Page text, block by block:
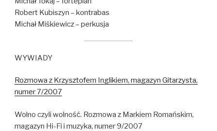
Robert Kubiszyn – kontrabas
Michał Miśkiewicz – perkusja
WYWIADY
Rozmowa z Krzysztofem Inglikiem, magazyn Gitarzysta,
numer 7/2007
Wolno czyli wolność. Rozmowa z Markiem Romańskim,
magazyn Hi-Fi i muzyka, numer 9/2007